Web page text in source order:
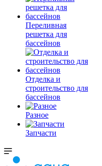
Переливная
решетка для
бассейнов
Отделка и
строительство для
бассейнов
Разное
Запчасти